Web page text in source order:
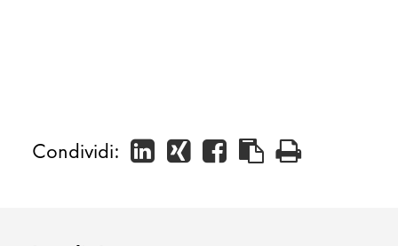
Condividi: